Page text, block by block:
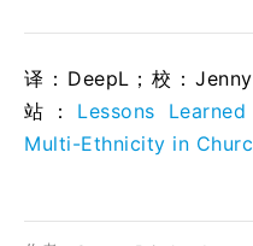
译：DeepL；校：
站： Lessons
Multi-Ethnicity in